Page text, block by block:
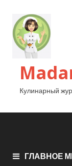
Кулинарный
ГЛАВНОЕ